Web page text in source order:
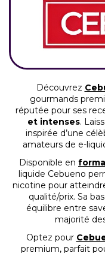
Découvrez
gourmands
réputée pour ses
et intenses.
inspirée d’une
amateurs de e-
Disponible en
liquide Cebueno
nicotine pour
qualité/prix. Sa
équilibre entre
majorité
Optez pour
premium, parfait